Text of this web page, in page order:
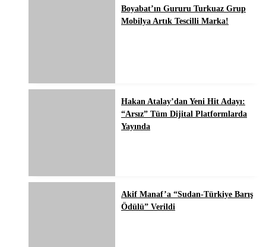
Boyabat’ın Gururu Turkuaz Grup
Mobilya Artık Tescilli Marka!
Hakan Atalay’dan Yeni Hit Adayı:
“Arsız” Tüm Dijital Platformlarda
Yayında
Akif Manaf’a “Sudan-Türkiye Barış
Ödülü” Verildi